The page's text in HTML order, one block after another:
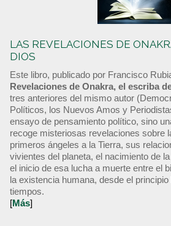
LAS REVELACIONES DE
DIOS
Este libro, publicado por Francisco
Revelaciones de Onakra, el escriba
tres anteriores del mismo autor
Políticos, los Nuevos Amos y
ensayo de pensamiento político, sino
recoge misteriosas revelaciones sobre
primeros ángeles a la Tierra, sus
vivientes del planeta, el nacimiento de
el inicio de esa lucha a muerte entre el
la existencia humana, desde el
tiempos.
[Más]